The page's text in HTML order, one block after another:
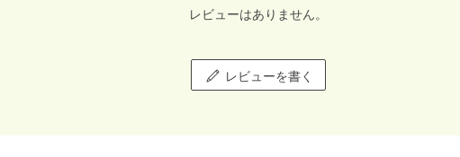
レビューはありません。
レビューを書く